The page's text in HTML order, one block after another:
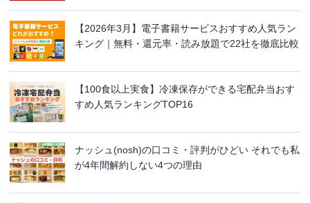
【2026年3月】電子書籍サービスおすすめ人気ラン
キング｜無料・還元率・読み放題で22社を徹底比較
【100食以上実食】冷凍保存ができる宅配弁当おす
すめ人気ランキングTOP16
ナッシュ(nosh)の口コミ・評判がひどい それでも私
が4年間解約しない4つの理由